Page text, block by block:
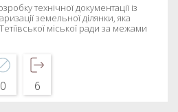
технічної документації із
земельної ділянки, яка
міської ради за межами
0 6